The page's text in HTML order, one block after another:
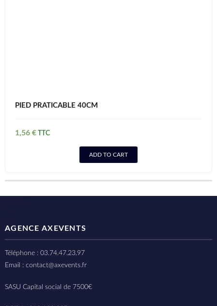
PIED PRATICABLE 40CM
1,56 €
ADD TO CART
AGENCE AXEVENTS
Téléphone : 03.74.47.23.97
Email : contact@axevents.fr
SASU Capital social de 7500€